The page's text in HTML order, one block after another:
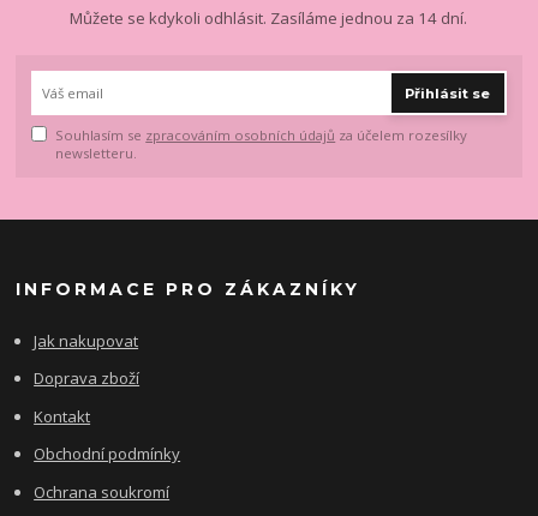
Můžete se kdykoli odhlásit. Zasíláme jednou za 14 dní.
Přihlásit se
Souhlasím se zpracováním osobních údajů za účelem rozesílky
newsletteru.
INFORMACE PRO ZÁKAZNÍKY
Jak nakupovat
Doprava zboží
Kontakt
Obchodní podmínky
Ochrana soukromí